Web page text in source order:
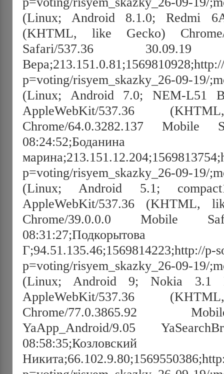
(Linux; Android 8.1.0; Redmi
(KHTML, like Gecko) Chrome/
Safari/537.36 30.09.19
p=voting/risyem_skazky_26-09-19/
(Linux; Android 7.0; NEM-L51
AppleWebKit/537.36
Chrome/64.0.3282.137 Mobile
08:24:52;Боданина
p=voting/risyem_skazky_26-09-19/
(Linux; Android 5.1;
AppleWebKit/537.36 (KHTML,
Chrome/39.0.0.0 Mobile
Г;94.51.135.46;1569814223;http://p-
p=voting/risyem_skazky_26-09-19/
(Linux; Android 9; Nokia 3.1
AppleWebKit/537.36
Chrome/77.0.3865.92
YaApp_Android/9.05
08:58:35;Козловский